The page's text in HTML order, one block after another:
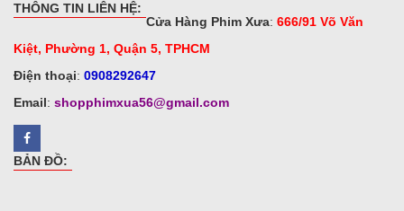
THÔNG TIN LIÊN HỆ:
Cửa Hàng Phim Xưa: 666/91 Võ Văn
Kiệt, Phường 1, Quận 5, TPHCM
Điện thoại: 0908292647
Email: shopphimxua56@gmail.com
BẢN ĐỒ: